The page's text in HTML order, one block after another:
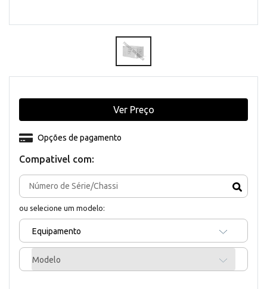
Compativel com:
ou selecione um modelo:
Equipamento
Modelo
Opções de pagamento
Ver Preço